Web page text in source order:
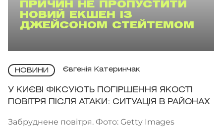
ПРИЧИН НЕ ПРОПУСТИТИ
НОВИЙ ЕКШЕН ІЗ
ДЖЕЙСОНОМ СТЕЙТЕМОМ
НОВИНИ Євгенія Катеринчак
У КИЄВІ ФІКСУЮТЬ ПОГІРШЕННЯ ЯКОСТІ
ПОВІТРЯ ПІСЛЯ АТАКИ: СИТУАЦІЯ В РАЙОНАХ
Забруднене повітря. Фото: Getty Images